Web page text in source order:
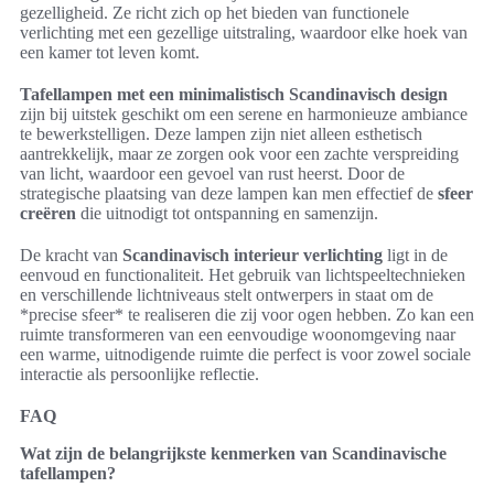
gezelligheid. Ze richt zich op het bieden van functionele
verlichting met een gezellige uitstraling, waardoor elke hoek van
een kamer tot leven komt.
Tafellampen met een minimalistisch Scandinavisch design
zijn bij uitstek geschikt om een serene en harmonieuze ambiance
te bewerkstelligen. Deze lampen zijn niet alleen esthetisch
aantrekkelijk, maar ze zorgen ook voor een zachte verspreiding
van licht, waardoor een gevoel van rust heerst. Door de
strategische plaatsing van deze lampen kan men effectief de sfeer
creëren die uitnodigt tot ontspanning en samenzijn.
De kracht van Scandinavisch interieur verlichting ligt in de
eenvoud en functionaliteit. Het gebruik van lichtspeeltechnieken
en verschillende lichtniveaus stelt ontwerpers in staat om de
*precise sfeer* te realiseren die zij voor ogen hebben. Zo kan een
ruimte transformeren van een eenvoudige woonomgeving naar
een warme, uitnodigende ruimte die perfect is voor zowel sociale
interactie als persoonlijke reflectie.
FAQ
Wat zijn de belangrijkste kenmerken van Scandinavische
tafellampen?